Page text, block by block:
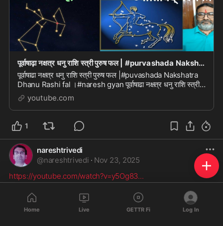
पूर्वाषाढ़ा नक्षत्र धनु राशि स्त्री पुरुष फल | #purvashada Nakshatra Dhanu Rashi fal |#naresh g
पूर्वाषाढा नक्षत्र धनु राशि स्त्री पुरुष फल |#puvashada Nakshatra
Dhanu Rashi fal ।#naresh gyan पूर्वाषाढा नक्षत्र धनु राशि स्त्री
पुरुष फल |#puvashada Naksh...
youtube.com
1
nareshtrivedi
@nareshtrivedi · Nov 23, 2025
https://youtube.com/watch?v=y5Og83...
Home Live GETTR Fi Log In